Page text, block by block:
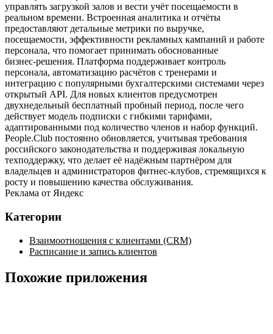
управлять загрузкой залов и вести учёт посещаемости в
реальном времени. Встроенная аналитика и отчёты
предоставляют детальные метрики по выручке,
посещаемости, эффективности рекламных кампаний и работе
персонала, что помогает принимать обоснованные
бизнес‑решения. Платформа поддерживает контроль
персонала, автоматизацию расчётов с тренерами и
интеграцию с популярными бухгалтерскими системами через
открытый API. Для новых клиентов предусмотрен
двухнедельный бесплатный пробный период, после чего
действует модель подписки с гибкими тарифами,
адаптированными под количество членов и набор функций.
People.Club постоянно обновляется, учитывая требования
российского законодательства и поддерживая локальную
техподдержку, что делает её надёжным партнёром для
владельцев и администраторов фитнес‑клубов, стремящихся к
росту и повышению качества обслуживания.
Реклама от Яндекс
Категории
Взаимоотношения с клиентами (CRM)
Расписание и запись клиентов
Похожие приложения